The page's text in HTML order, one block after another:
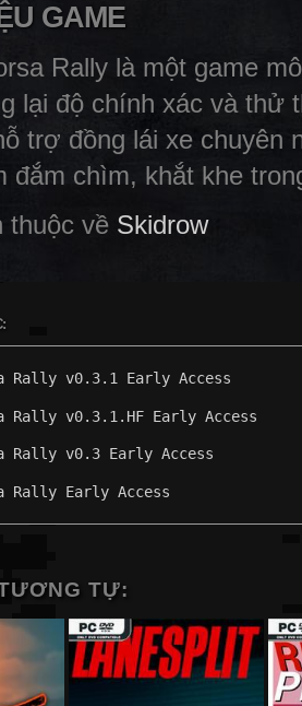
GAME
Rally là một game
lại độ chính xác và thử
trợ đồng lái xe chuyên
đắm chìm, khắt khe
thuộc về Skidrow
Rally v0.3.1 Early Access
Rally v0.3.1.HF Early Access
Rally v0.3 Early Access
Rally Early Access
TỰ: